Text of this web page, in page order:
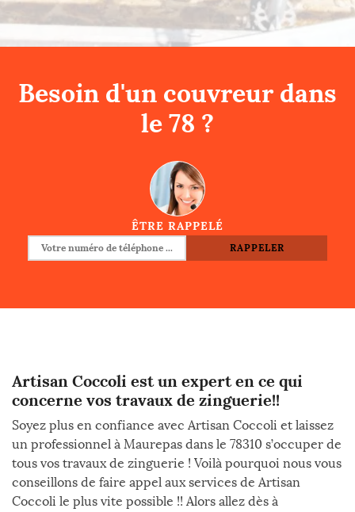
Besoin d'un couvreur dans
le 78 ?
ÊTRE RAPPELÉ
Artisan Coccoli est un expert en ce qui
concerne vos travaux de zinguerie!!
Soyez plus en confiance avec Artisan Coccoli et laissez
un professionnel à Maurepas dans le 78310 s’occuper de
tous vos travaux de zinguerie ! Voilà pourquoi nous vous
conseillons de faire appel aux services de Artisan
Coccoli le plus vite possible !! Alors allez dès à